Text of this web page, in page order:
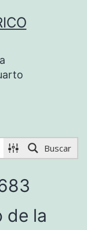
Buscar
de la